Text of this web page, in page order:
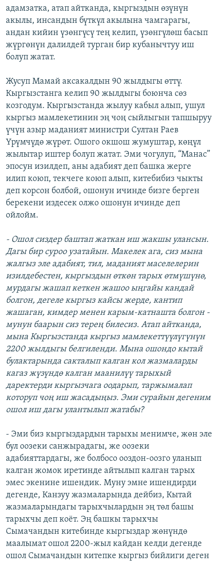
адамзатка, атап айтканда, кыргыздын өзүнүн
акылы, инсандын бүткүл акылына чамгарагы,
андан кийин үзөнгүсү тең келип, үзөнгүлөш басып
жүргөнүн далилдей турган бир кубанычтуу иш
болуп жатат.
Жусуп Мамай аксакалдын 90 жылдыгы өттү.
Кыргызстанга келип 90 жылдыгы боюнча сөз
козгодум. Кыргызстанда жылуу кабыл алып, ушул
кыргыз мамлекетинин эң чоң сыйлыгын тапшыруу
үчүн азыр маданият министри Султан Раев
Үрүмчүдө жүрөт. Ошого окшош жумуштар, көңүл
жылытар иштер болуп жатат. Эми чогулуп, “Манас”
эпосун изилдеп, аны адабият деп башка жерге
илип коюп, текчеге коюп алып, китебибиз чыкты
деп корсон болбой, ошонун ичинде бизге берген
берекени издесек олжо ошонун ичинде деп
ойлойм.
- Ошол сиздер баштап жаткан иш жакшы улансын.
Дагы бир суроо узатайын. Макелек ага, сиз мына
жалгыз эле адабият, тил, маданият маселелерин
изилдебестен, кыргыздын өткөн тарых өтмүшүнө,
мурдагы жашап кеткен жашоо ыңгайы кандай
болгон, дегеле кыргыз кайсы жерде, кантип
жашаган, кимдер менен карым-катнашта болгон -
мунун баарын сиз терең билесиз. Атап айтканда,
мына Кыргызстанда кыргыз мамлекеттүүлүгүнүн
2200 жылдыгы белгиленди. Мына ошондо кытай
булактарында сакталып калган кол жазмаларды
кагаз жүзүндө калган маанилүү тарыхый
даректерди кыргызчага оодарып, таржымалап
которуп чоң иш жасадыңыз. Эми сурайын дегеним
ошол иш дагы улантылып жатабы?
- Эми биз кыргыздардын тарыхы менимче, жөн эле
бул оозеки санжырадагы, же оозеки
адабияттардагы, же болбосо ооздон-оозго уланып
калган жомок иретинде айтылып калган тарых
эмес экенине ишендик. Муну эмне ишендирди
дегенде, Канзуу жазмаларында дейбиз, Кытай
жазмаларындагы тарыхчылардын эң төл башы
тарыхчы деп коёт. Эң башкы тарыхчы
Сымачандын китебинде кыргыздар жөнүндө
маалымат ошол 2200-жыл кайдан келди дегенде
ошол Сымачандын китепке кыргыз бийлиги деген